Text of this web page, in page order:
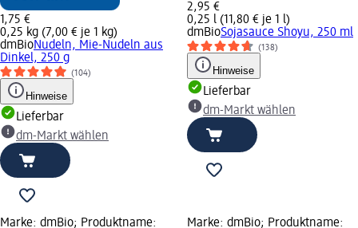
1,75 €
0,25 kg (7,00 € je 1 kg)
dmBioNudeln, Mie-Nudeln aus
Dinkel, 250 g
(104)
Hinweise
Lieferbar
dm-Markt wählen
2,95 €
0,25 l (11,80 € je 1 l)
dmBioSojasauce Shoyu, 250 ml
(138)
Hinweise
Lieferbar
dm-Markt wählen
Marke: dmBio; Produktname:
Marke: dmBio; Produktname: